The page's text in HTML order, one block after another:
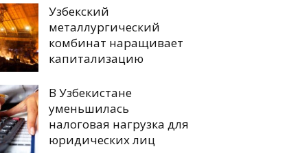
Узбекский
металлургический
комбинат наращивает
капитализацию
В Узбекистане
уменьшилась
налоговая нагрузка для
юридических лиц